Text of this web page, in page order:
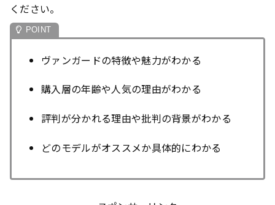
ください。
ヴァンガードの特徴や魅力がわかる
購入層の年齢や人気の理由がわかる
評判が分かれる理由や批判の背景がわかる
どのモデルがオススメか具体的にわかる